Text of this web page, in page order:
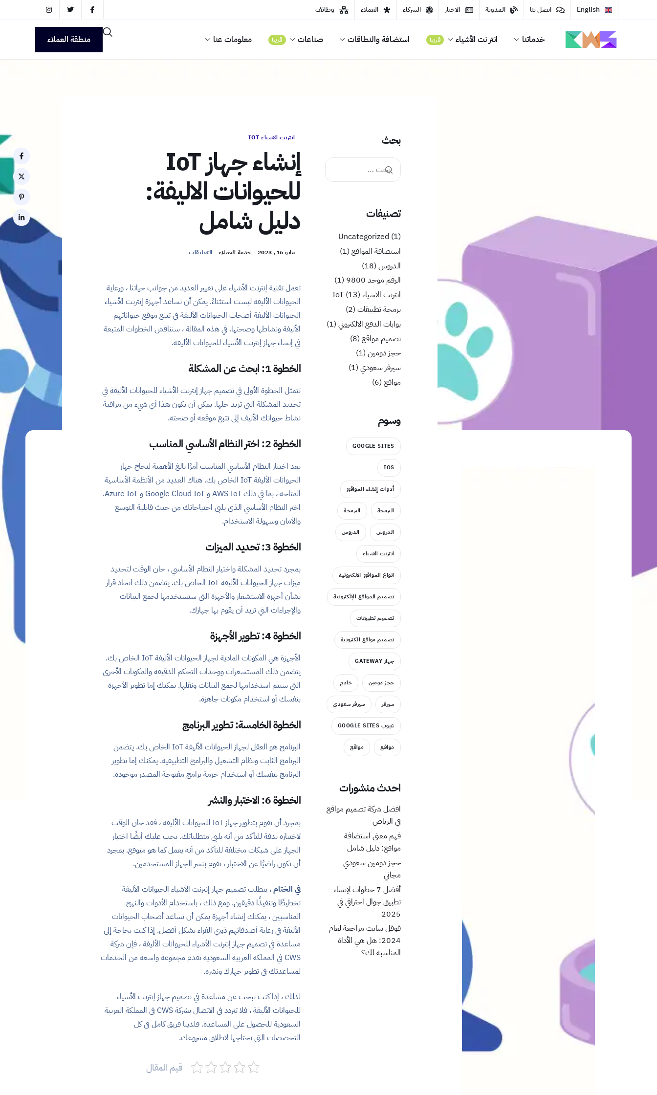
English اتصل بنا المدونة الاخبار الشركاء العملاء وظائف
خدماتنا قريبا انتر نت الأشياء استضافة والنطاقات قريبا صناعات معلومات عنا منطقة العملاء
انترنت الاشياء IOT
إنشاء جهاز IoT
للحيوانات الاليفة:
دليل شامل
مايو 16, 2023 خدمة العملاء التعليقات
تعمل تقنية إنترنت الأشياء على تغيير العديد من جوانب حياتنا ، ورعاية
الحيوانات الأليفة ليست استثناءً. يمكن أن تساعد أجهزة إنترنت الأشياء
الحيوانات الأليفة أصحاب الحيوانات الأليفة في تتبع موقع حيواناتهم
الأليفة ونشاطها وصحتها. في هذه المقالة ، سنناقش الخطوات المتبعة
في إنشاء جهاز إنترنت الأشياء للحيوانات الأليفة.
الخطوة 1: ابحث عن المشكلة
تتمثل الخطوة الأولى في تصميم جهاز إنترنت الأشياء للحيوانات الأليفة في
تحديد المشكلة التي تريد حلها. يمكن أن يكون هذا أي شيء من مراقبة
نشاط حيوانك الأليف إلى تتبع موقعه أو صحته.
الخطوة 2: اختر النظام الأساسي المناسب
يعد اختيار النظام الأساسي المناسب أمرًا بالغ الأهمية لنجاح جهاز
الحيوانات الأليفة IoT الخاص بك. هناك العديد من الأنظمة الأساسية
المتاحة ، بما في ذلك AWS IoT و Google Cloud IoT و Azure IoT.
اختر النظام الأساسي الذي يلبي احتياجاتك من حيث قابلية التوسع
والأمان وسهولة الاستخدام.
الخطوة 3: تحديد الميزات
بمجرد تحديد المشكلة واختيار النظام الأساسي ، حان الوقت لتحديد
ميزات جهاز الحيوانات الأليفة IoT الخاص بك. يتضمن ذلك اتخاذ قرار
بشأن أجهزة الاستشعار والأجهزة التي ستستخدمها لجمع البيانات
والإجراءات التي تريد أن يقوم بها جهازك.
الخطوة 4: تطوير الأجهزة
الأجهزة هي المكونات المادية لجهاز الحيوانات الأليفة IoT الخاص بك.
يتضمن ذلك المستشعرات ووحدات التحكم الدقيقة والمكونات الأخرى
التي سيتم استخدامها لجمع البيانات ونقلها. يمكنك إما تطوير الأجهزة
بنفسك أو استخدام مكونات جاهزة.
الخطوة الخامسة: تطوير البرنامج
البرنامج هو العقل لجهاز الحيوانات الأليفة IoT الخاص بك. يتضمن
البرنامج الثابت ونظام التشغيل والبرامج التطبيقية. يمكنك إما تطوير
البرنامج بنفسك أو استخدام حزمة برامج مفتوحة المصدر موجودة.
الخطوة 6: الاختبار والنشر
بمجرد أن تقوم بتطوير جهاز IoT للحيوانات الأليفة ، فقد حان الوقت
لاختباره بدقة للتأكد من أنه يلبي متطلباتك. يجب عليك أيضًا اختبار
الجهاز على شبكات مختلفة للتأكد من أنه يعمل كما هو متوقع. بمجرد
أن تكون راضيًا عن الاختبار ، نقوم بنشر الجهاز للمستخدمين.
في الختام، يتطلب تصميم جهاز إنترنت الأشياء الحيوانات الأليفة
تخطيطًا وتنفيذًا دقيقين. ومع ذلك ، باستخدام الأدوات والنهج
المناسبين ، يمكنك إنشاء أجهزة يمكن أن تساعد أصحاب الحيوانات
الأليفة في رعاية أصدقائهم ذوي الفراء بشكل أفضل. إذا كنت بحاجة إلى
مساعدة في تصميم جهاز إنترنت الأشياء للحيوانات الأليفة ، فإن شركة
CWS في المملكة العربية السعودية تقدم مجموعة واسعة من الخدمات
لمساعدتك في تطوير جهازك ونشره.
لذلك ، إذا كنت تبحث عن مساعدة في تصميم جهاز إنترنت الأشياء
للحيوانات الأليفة ، فلا تتردد في الاتصال بشركة CWS في المملكة العربية
السعودية للحصول على المساعدة. فلدينا فريق كامل فى كل
التخصصات التى تحتاجها لاطلاق مشروعك.
قيم المقال
بحث
تصنيفات
Uncategorized (1)
استضافة المواقع (1)
الدروس (18)
الرقم موحد 9800
(1)
انترنت الاشياء IoT (13)
برمجة تطبيقات (2)
بوابات الدفع الالكتروني (1)
تصميم مواقع (8)
حجز دومين (1)
سيرفر سعودي (1)
مواقع (6)
وسوم
GOOGLE SITES
IOS
أدوات إنشاء المواقع
البرمجة البرمجة
الدروس الدروس
انترنت الاشياء
انواع المواقع الالكترونية
تصميم المواقع الإلكترونية
تصميم تطبيقات
تصميم مواقع الكترونية
جهاز GATEWAY
حجز دومين خادم
سيرفر سيرفر سعودي
عيوب GOOGLE SITES
مواقع مواقع
احدث منشورات
افضل شركة تصميم مواقع
في الرياض
فهم معنى استضافة
مواقع: دليل شامل
حجز دومين سعودي
مجاني
أفضل 7 خطوات لإنشاء
تطبيق جوال احترافي في
2025
قوقل سايت مراجعة لعام
2024: هل هي الأداة
المناسبة لك؟